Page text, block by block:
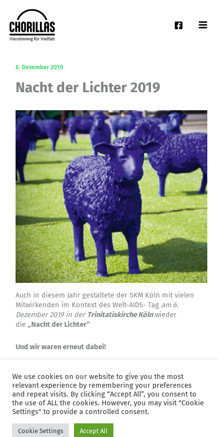
springen
6. Dezember 2019
Nacht der Lichter 2019
Auch in diesem Jahr gestaltete der SKM Köln mit vielen
Mitwirkenden im Kontext des Welt-AIDS- Tag am 6.
Dezember 2019 in der Trinitatiskirche Kölnwieder
die„Nacht der Lichter“
Und wir waren erneut dabei!
← Vorheriger Nächster →
Kontakt/Impressum
Datenschutzerklärung
Copyright © 2026 Chorillas
We use cookies on our website to give you the most
relevant experience by remembering your preferences
and repeat visits. By clicking “Accept All”, you consent to
the use of ALL the cookies. However, you may visit "Cookie
Settings" to provide a controlled consent.
Cookie Settings Accept All